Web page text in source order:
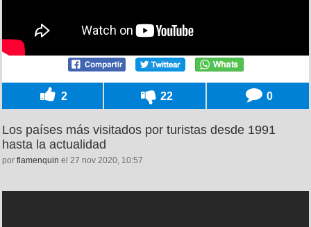
2 22 0
Los países más visitados por turistas desde 1991
hasta la actualidad
por flamenquin el 27 nov 2020, 10:57